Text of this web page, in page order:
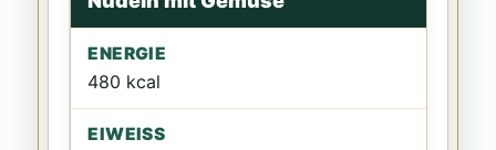
480 kcal